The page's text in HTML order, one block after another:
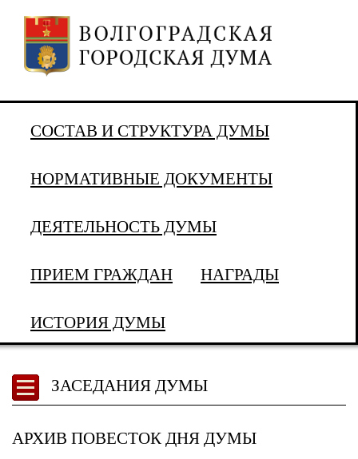
СОСТАВ И СТРУКТУРА ДУМЫ
НОРМАТИВНЫЕ ДОКУМЕНТЫ
ДЕЯТЕЛЬНОСТЬ ДУМЫ
ПРИЕМ ГРАЖДАН НАГРАДЫ
ИСТОРИЯ ДУМЫ
ЗАСЕДАНИЯ ДУМЫ
АРХИВ ПОВЕСТОК ДНЯ ДУМЫ